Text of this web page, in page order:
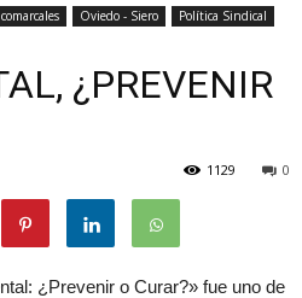
Oviedo - Siero
Política Sindical
¿PREVENIR
0
1129
¿Prevenir o Curar?» fue uno de